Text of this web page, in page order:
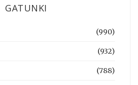
GATUNKI
(990)
(932)
(788)